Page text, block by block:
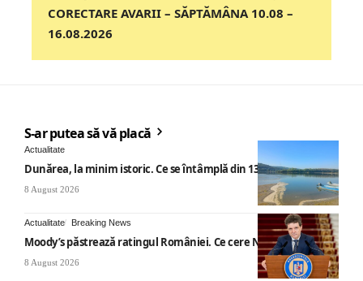
CORECTARE AVARII – SĂPTĂMÂNA 10.08 –
16.08.2026
S-ar putea să vă placă
Actualitate
Dunărea, la minim istoric. Ce se întâmplă din 13 august
8 August 2026
Actualitate Breaking News
Moody’s păstrează ratingul României. Ce cere Nicușor Dan
8 August 2026